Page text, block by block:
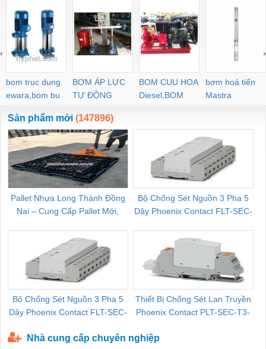
bom truc dung
ewara,bom bu
ewara
BƠM ÁP LỰC
TỰ ĐỘNG
BOM CUU HOA
Diesel,BOM
CHUA CHAY
bơm hoả tiển
Mastra
‹ ›
Sản phẩm mới (147896)
Pallet Nhựa Long Thành Đồng
Nai – Cung Cấp Pallet Mới,
Bộ Chống Sét Nguồn 3 Pha 5
Dây Phoenix Contact FLT-SEC-
Bộ Chống Sét Nguồn 3 Pha 5
Dây Phoenix Contact FLT-SEC-
Thiết Bị Chống Sét Lan Truyền
Phoenix Contact PLT-SEC-T3-
Nhà cung cấp chuyên nghiệp